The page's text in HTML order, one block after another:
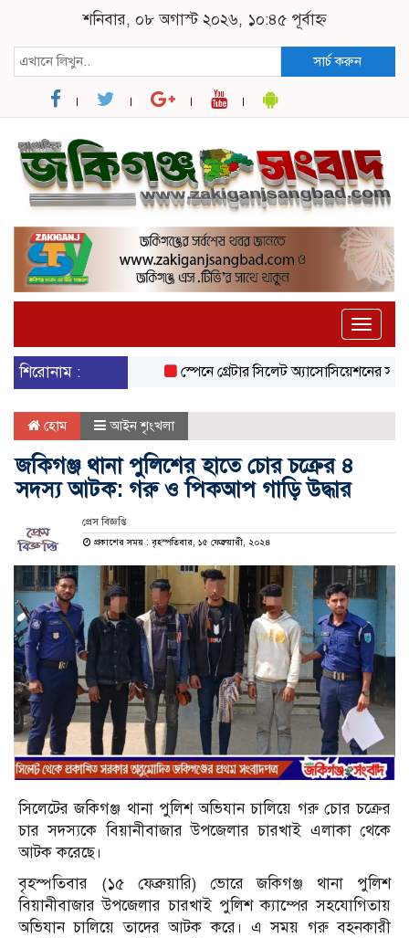
শনিবার, ০৮ অগাস্ট ২০২৬, ১০:৪৫ পূর্বাহ্ন
সার্চ করুন
Toggle
শিরোনাম :
স্পেনে গ্রেটার সিলেট অ্যাসোসিয়েশনের
হোম আইন শৃংখলা
জকিগঞ্জ থানা পুলিশের হাতে চোর চক্রের ৪
সদস্য আটক: গরু ও পিকআপ গাড়ি উদ্ধার
প্রেস বিজ্ঞপ্তি
প্রকাশের সময় : বৃহস্পতিবার, ১৫ ফেব্রুয়ারী, ২০২৪
সিলেটের জকিগঞ্জ থানা পুলিশ অভিযান চালিয়ে গরু চোর চক্রের
চার সদস্যকে বিয়ানীবাজার উপজেলার চারখাই এলাকা থেকে
আটক করেছে।
বৃহস্পতিবার (১৫ ফেব্রুয়ারি) ভোরে জকিগঞ্জ থানা পুলিশ
বিয়ানীবাজার উপজেলার চারখাই পুলিশ ক্যাম্পের সহযোগিতায়
অভিযান চালিয়ে তাদের আটক করে। এ সময় গরু বহনকারী